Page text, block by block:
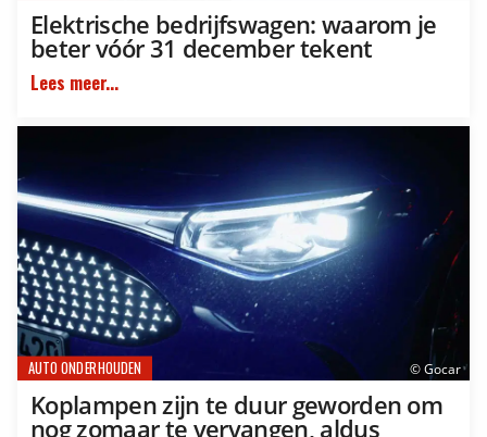
Elektrische bedrijfswagen: waarom je
beter vóór 31 december tekent
Lees meer...
© Gocar
AUTO ONDERHOUDEN
Koplampen zijn te duur geworden om
nog zomaar te vervangen, aldus